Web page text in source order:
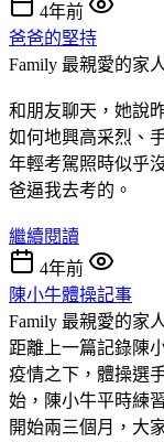
4年前
爸爸的堅持
Family 最親愛的家人
和朋友聊天，她說
如何地興高采烈、
年輕考駕照時似乎
爸逼我去考的。
繼續閱讀
4年前
陳小牛體操記事
Family 最親愛的家人
距離上一篇記錄陳
疫情之下，體操選
始，陳小牛平時練
開始兩三個月，大